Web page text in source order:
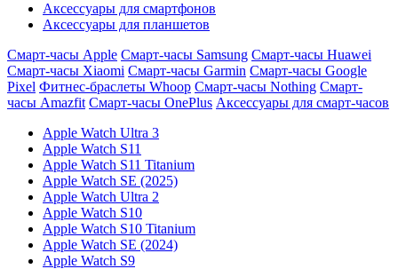
Аксессуары для смартфонов
Аксессуары для планшетов
Смарт-часы Apple Смарт-часы Samsung Смарт-часы Huawei
Смарт-часы Xiaomi Смарт-часы Garmin Смарт-часы Google
Pixel Фитнес-браслеты Whoop Смарт-часы Nothing Смарт-
часы Amazfit Смарт-часы OnePlus Аксессуары для смарт-часов
Apple Watch Ultra 3
Apple Watch S11
Apple Watch S11 Titanium
Apple Watch SE (2025)
Apple Watch Ultra 2
Apple Watch S10
Apple Watch S10 Titanium
Apple Watch SE (2024)
Apple Watch S9